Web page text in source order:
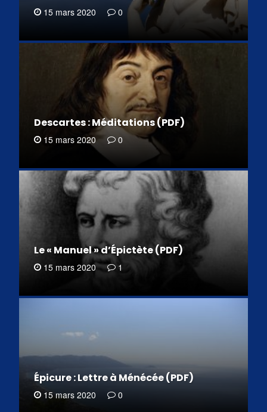
15 mars 2020 0
Descartes : Méditations (PDF)
15 mars 2020 0
Le « Manuel » d’Épictète (PDF)
15 mars 2020 1
Épicure : Lettre à Ménécée (PDF)
15 mars 2020 0